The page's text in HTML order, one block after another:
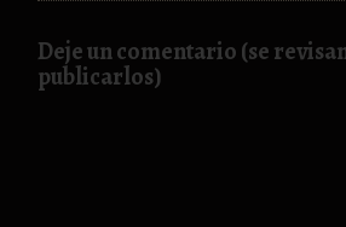
Deje un comentario (se
publicarlos)